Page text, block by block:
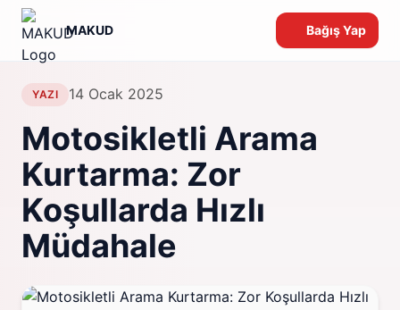
MAKUD Bağış Yap
YAZI 14 Ocak 2025
Motosikletli Arama
Kurtarma: Zor
Koşullarda Hızlı
Müdahale